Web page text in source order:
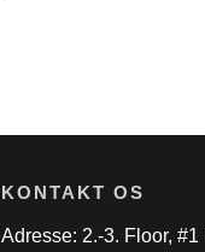
KONTAKT OS
Adresse: 2.-3. Floor,